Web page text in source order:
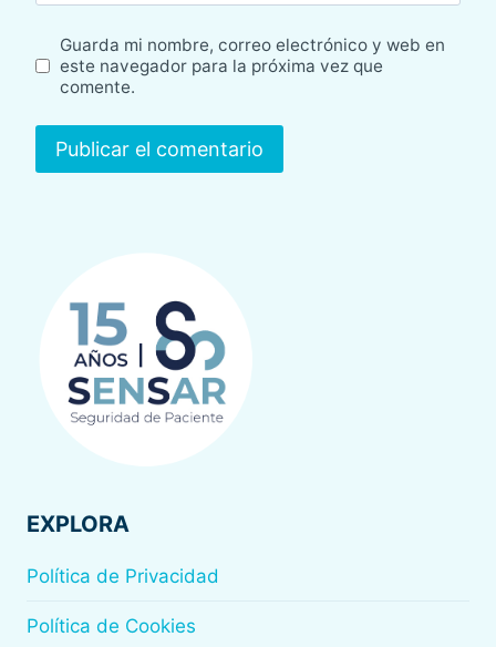
Guarda mi nombre, correo electrónico y web en
este navegador para la próxima vez que
comente.
EXPLORA
Política de Privacidad
Política de Cookies